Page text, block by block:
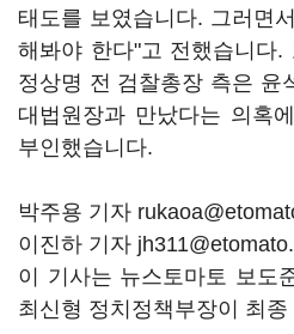
태도를 보였습니다. 그러면
해봐야 한다"고 전했습니다
정상명 전 검찰총장 측은 윤
대법원장과 만났다는 의혹
부인했습니다.
박주용 기자
이진하 기자
이 기사는 뉴스토마토 보도
최신형 정치정책부장이 최종